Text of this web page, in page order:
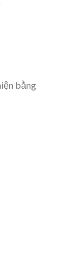
bằng